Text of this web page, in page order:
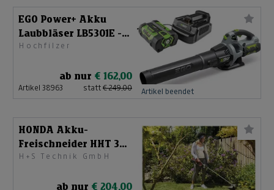
EGO Power+ Akku
Laubbläser LB5301E -
SET
Hochfilzer
ab nur € 162,00
Artikel 38963 statt € 249,00 Artikel beendet
HONDA Akku-
Freischneider HHT 36
BXB Set
H+S Technik GmbH
ab nur € 204,00